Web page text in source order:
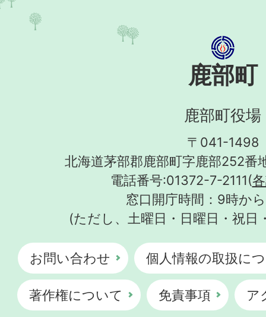
鹿部町
鹿部町役場
〒041-1498
北海道茅部郡鹿部町字鹿部252番
電話番号:01372-7-2111(
窓口開庁時間：9時か
(ただし、土曜日・日曜日・祝日
お問い合わせ 個人情報の取扱に
著作権について 免責事項 ア